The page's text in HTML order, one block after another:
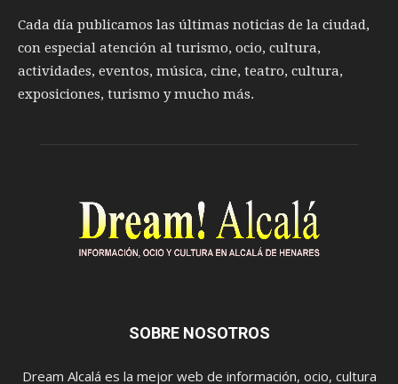
Cada día publicamos las últimas noticias de la ciudad,
con especial atención al turismo, ocio, cultura,
actividades, eventos, música, cine, teatro, cultura,
exposiciones, turismo y mucho más.
SOBRE NOSOTROS
Dream Alcalá es la mejor web de información, ocio, cultura